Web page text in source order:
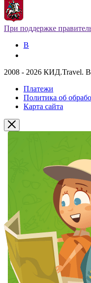
При поддержке
В
2008 - 2026 КИД.Travel.
Платежи
Политика об
Карта сайта